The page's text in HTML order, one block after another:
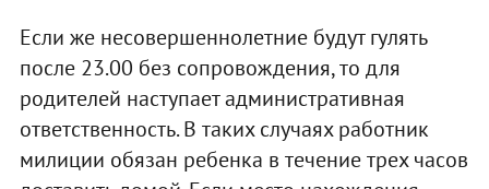
Если же несовершеннолетние будут гулять
после 23.00 без сопровождения, то для
родителей наступает административная
ответственность. В таких случаях работник
милиции обязан ребенка в течение трех часов